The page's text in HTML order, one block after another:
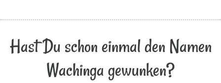
Hast Du schon einmal den Namen
Wachinga gewunken?